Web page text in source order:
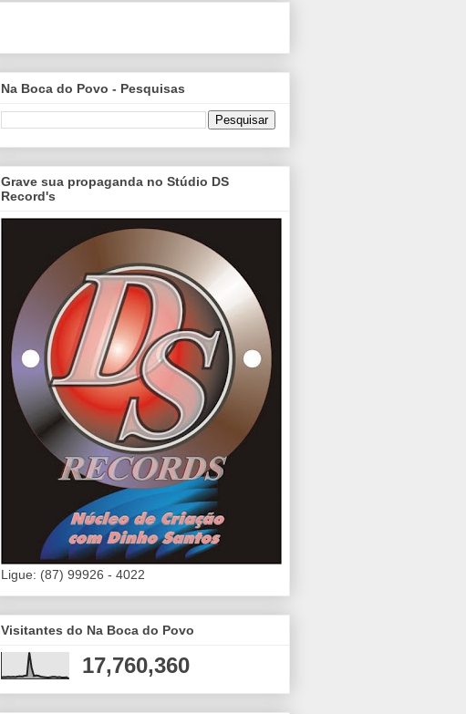
Na Boca do Povo - Pesquisas
Grave sua propaganda no Stúdio DS
Record's
Ligue: (87) 99926 - 4022
Visitantes do Na Boca do Povo
17,760,360